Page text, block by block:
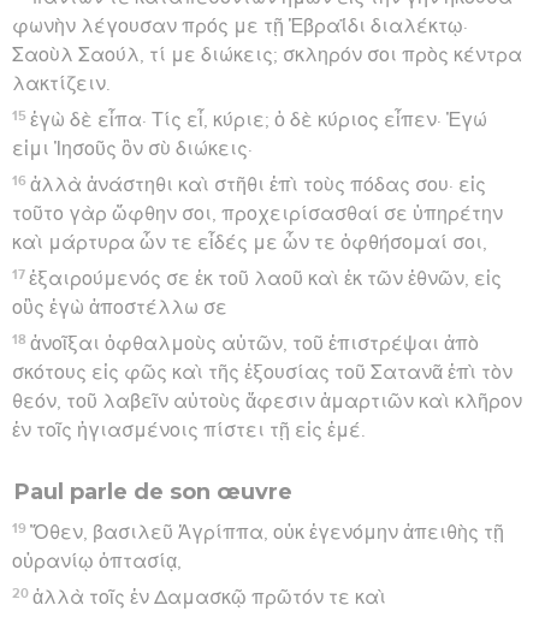
μόλις τε παραλεγόμενοι αὐτὴν ἤλθομεν εἰς τόπον
τινὰ καλούμενον Καλοὺς Λιμένας ᾧ ἐγγὺς ἦν πόλις
Ἱκανοῦ δὲ χρόνου διαγενομένου καὶ ὄντος ἤδη
ἐπισφαλοῦς τοῦ πλοὸς διὰ τὸ καὶ τὴν νηστείαν ἤδη
παρεληλυθέναι, παρῄνει ὁ Παῦλος
λέγων αὐτοῖς· Ἄνδρες, θεωρῶ ὅτι μετὰ ὕβρεως καὶ
πολλῆς ζημίας οὐ μόνον τοῦ φορτίου καὶ τοῦ πλοίου
ἀλλὰ καὶ τῶν ψυχῶν ἡμῶν μέλλειν ἔσεσθαι τὸν
πλοῦν.
11
ὁ δὲ ἑκατοντάρχης τῷ κυβερνήτῃ καὶ τῷ ναυκλήρῳ
μᾶλλον ἐπείθετο ἢ τοῖς ὑπὸ Παύλου λεγομένοις.
12
ἀνευθέτου δὲ τοῦ λιμένος ὑπάρχοντος πρὸς
παραχειμασίαν οἱ πλείονες ἔθεντο βουλὴν
ἀναχθῆναι ἐκεῖθεν, εἴ πως δύναιντο καταντήσαντες
βλέποντα κατὰ λίβα καὶ κατὰ χῶρον.
La tempête sur la mer
13 Ὑποπνεύσαντος δὲ νότου δόξαντες τῆς προθέσεως